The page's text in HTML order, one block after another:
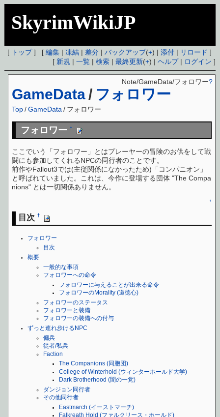
SkyrimWikiJP
[ トップ] [編集 |凍結 | 差分 |バックアップ(+) |添付 | リロード ]
[ 新規 |一覧 |検索 |最終更新(+) |ヘルプ| ログイン ]
GameData / フォロワー
Note/GameData/フォロワー?
Top /GameData / フォロワー
フォロワー†
ここでいう「フォロワー」とはプレーヤーの冒険のお供をして戦
闘にも参加してくれるNPCの同行者のことです。
前作やFallout3では(主従関係になかったため)「コンパニオン」
と呼ばれていました。これは、今作に登場する団体 "The Compa
nions" とは一切関係ありません。
↑
目次†
フォロワー
目次
概要
一般的な事項
フォロワーへの命令
フォロワーに与えることが出来る命令
フォロワーのMorality (道徳心)
フォロワーのステータス
フォロワーと装備
フォロワーの装備への付与
ずっと連れ歩けるNPC
傭兵
従者/私兵
Faction
The Companions (同胞団)
College of Winterhold (ウィンターホールド大学)
Dark Brotherhood (闇の一党)
ダンジョン同行者
その他同行者
Eastmarch (イーストマーチ)
Falkreath Hold (ファルクリース・ホールド)